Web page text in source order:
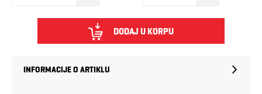
DODAJ U KORPU
INFORMACIJE O ARTIKLU